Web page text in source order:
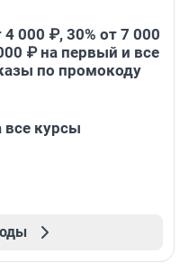
000 ₽, 30% от 7 000
₽ на первый и все
по промокоду
все курсы